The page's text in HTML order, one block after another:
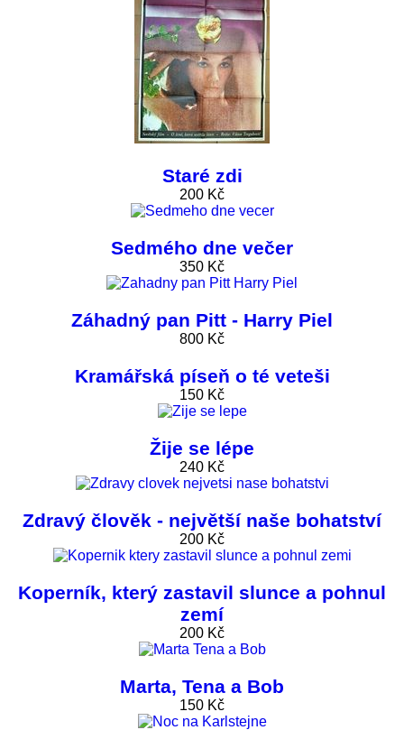
Staré zdi
200 Kč
Sedmého dne večer
350 Kč
Záhadný pan Pitt - Harry Piel
800 Kč
Kramářská píseň o té veteši
150 Kč
Žije se lépe
240 Kč
Zdravý člověk - největší naše bohatství
200 Kč
Koperník, který zastavil slunce a pohnul
zemí
200 Kč
Marta, Tena a Bob
150 Kč